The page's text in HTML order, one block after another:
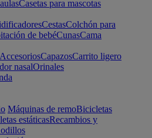
Casetas para mascotas
CestasColchón para
de bebéCunasCama
AccesoriosCapazosCarrito ligero
nasalOrinales
Máquinas de remoBicicletas
estáticasRecambios y